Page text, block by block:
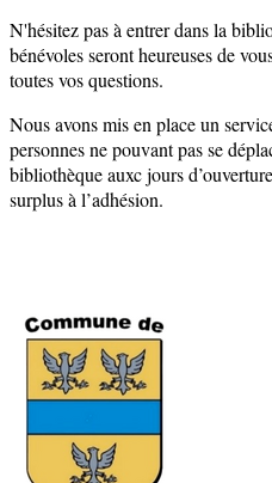
N'hésitez pas à entrer dans la
bénévoles seront heureuses de
toutes vos questions.
Nous avons mis en place un
personnes ne pouvant pas se
bibliothèque auxc jours
surplus à l’adhésion.